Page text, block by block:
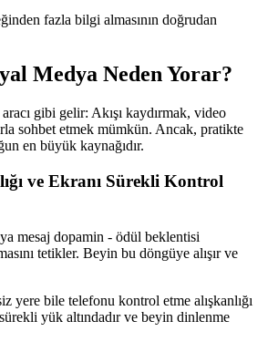
fazla bilgi almasının doğrudan
Medya Neden Yorar?
gibi gelir: Akışı kaydırmak, video
sohbet etmek mümkün. Ancak, pratikte
en büyük kaynağıdır.
ve Ekranı Sürekli Kontrol
mesaj dopamin - ödül beklentisi
tetikler. Beyin bu döngüye alışır ve
yere bile telefonu kontrol etme alışkanlığı
yük altındadır ve beyin dinlenme